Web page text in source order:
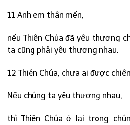
11 Anh em thân mến,
nếu Thiên Chúa đã yêu thương
ta cũng phải yêu thương nhau.
12 Thiên Chúa, chưa ai được
Nếu chúng ta yêu thương nhau,
thì Thiên Chúa ở lại trong